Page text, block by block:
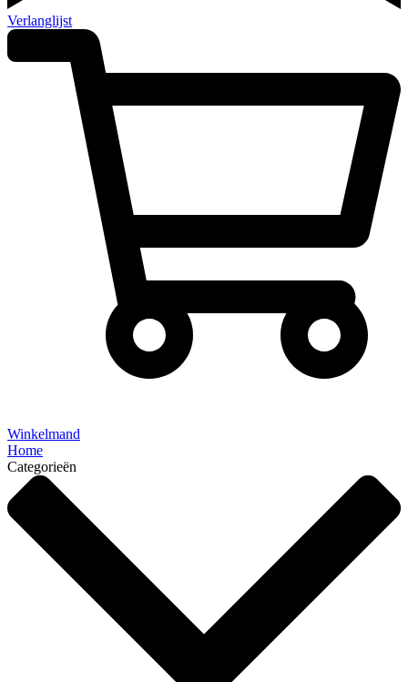
Verlanglijst
Winkelmand
Home
Categorieën